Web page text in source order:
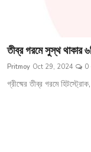
তীব্র গরমে সুস্থ থাকার
Pritmoy Oct 29, 2024 0
গ্রীষ্মের তীব্র গরমে